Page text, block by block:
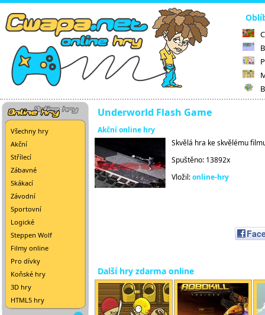
Všechny hry
Akční
Střílecí
Zábavné
Skákací
Závodní
Sportovní
Logické
Steppen Wolf
Filmy online
Pro dívky
Koňské hry
3D hry
HTML5 hry
Underworld Flash Game
Akční online hry
Skvělá hra ke skvělému
Spuštěno: 13892x
Vložil:online-hry
Další hry zdarma online